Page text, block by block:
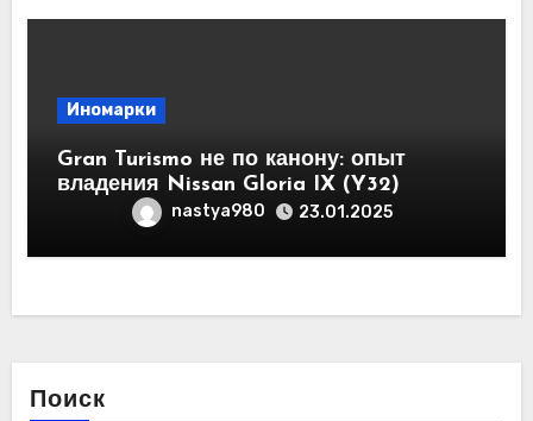
Иномарки
Gran Turismo не по канону: опыт
владения Nissan Gloria IX (Y32)
nastya980 23.01.2025
Поиск